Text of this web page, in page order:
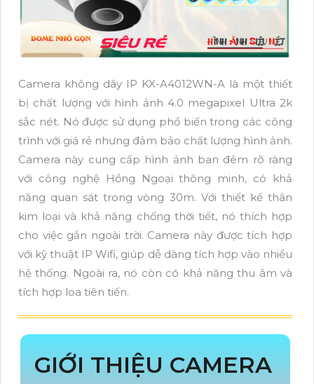
Camera không dây IP KX-A4012WN-A là một thiết
bị chất lượng với hình ảnh 4.0 megapixel Ultra 2k
sắc nét. Nó được sử dụng phổ biến trong các công
trình với giá rẻ nhưng đảm bảo chất lượng hình ảnh.
Camera này cung cấp hình ảnh ban đêm rõ ràng
với công nghệ Hồng Ngoại thông minh, có khả
năng quan sát trong vòng 30m. Với thiết kế thân
kim loại và khả năng chống thời tiết, nó thích hợp
cho việc gắn ngoài trời. Camera này được tích hợp
với kỹ thuật IP Wifi, giúp dễ dàng tích hợp vào nhiều
hệ thống. Ngoài ra, nó còn có khả năng thu âm và
tích hợp loa tiên tiến.
GIỚI THIỆU CAMERA